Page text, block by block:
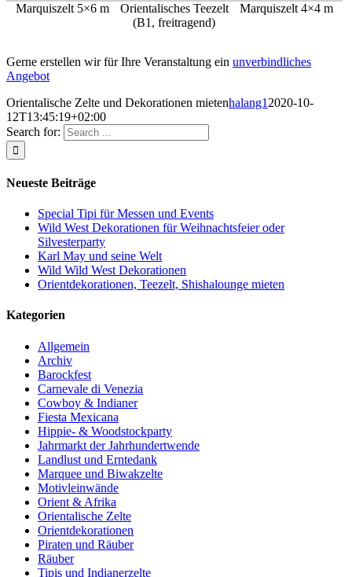
Marquiszelt 5×6 m
Orientalisches Teezelt
(B1, freitragend)
Marquiszelt 4×4 m
Gerne erstellen wir für Ihre Veranstaltung ein unverbindliches
Angebot
Orientalische Zelte und Dekorationen mietenhalang1 2020-10-
12T13:45:19+02:00
Search for:
Neueste Beiträge
Special Tipi für Messen und Events
Wild West Dekorationen für Weihnachtsfeier oder
Silvesterparty
Karl May und seine Welt
Wild Wild West Dekorationen
Orientdekorationen, Teezelt, Shishalounge mieten
Kategorien
Allgemein
Archiv
Barockfest
Carnevale di Venezia
Cowboy & Indianer
Fiesta Mexicana
Hippie- & Woodstockparty
Jahrmarkt der Jahrhundertwende
Landlust und Erntedank
Marquee und Biwakzelte
Motivleinwände
Orient & Afrika
Orientalische Zelte
Orientdekorationen
Piraten und Räuber
Räuber
Tipis und Indianerzelte